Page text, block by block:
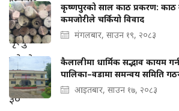
कृष्णपुरको साल काठ प्रकरण: काठ
कमजोरीले चर्कियो विवाद
मंगलबार, साउन १९, २०८३
कैलालीमा धार्मिक सद्भाव कायम
पालिका–वडामा समन्वय समिति
आइतबार, साउन १७, २०८३